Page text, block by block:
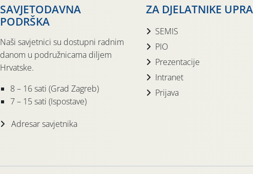
SAVJETODAVNA
PODRŠKA
Naši savjetnici su dostupni radnim
danom u podružnicama diljem
Hrvatske.
8 – 16 sati (Grad Zagreb)
7 – 15 sati (Ispostave)
Adresar savjetnika
ZA DJELATNIKE
SEMIS
PIO
Prezentacije
Intranet
Prijava